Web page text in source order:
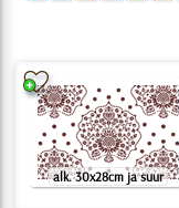
alk. 30x28cm ja suur